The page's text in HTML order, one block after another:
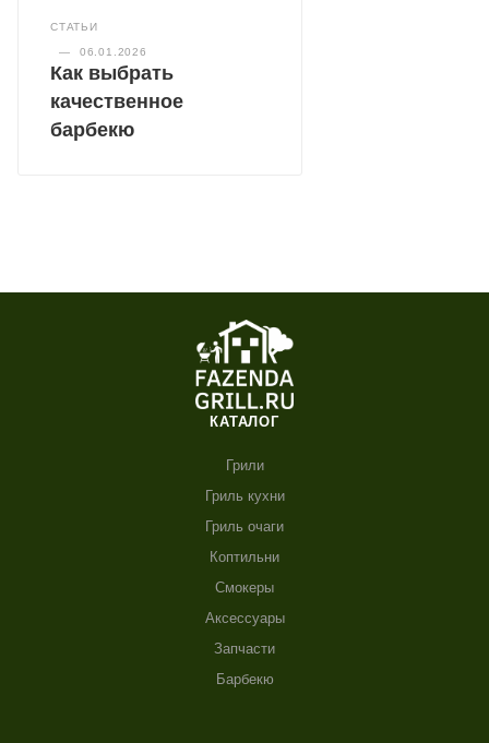
СТАТЬИ
— 06.01.2026
Как выбрать
качественное
барбекю
КАТАЛОГ
Грили
Гриль кухни
Гриль очаги
Коптильни
Смокеры
Аксессуары
Запчасти
Барбекю